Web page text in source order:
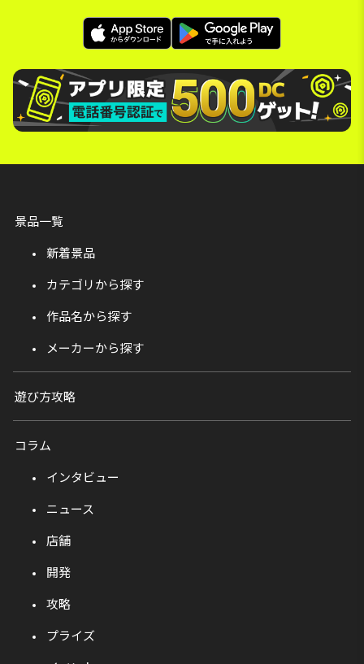
景品一覧
新着景品
カテゴリから探す
作品名から探す
メーカーから探す
遊び方攻略
コラム
インタビュー
ニュース
店舗
開発
攻略
プライズ